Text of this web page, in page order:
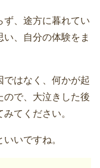
ず、途方に暮れてい
、自分の体験をま
ではなく、何かが起
ので、大泣きした後
てください。
いですね。